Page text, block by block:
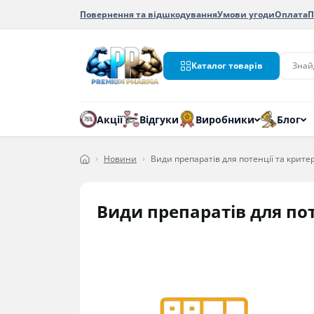
Повернення та відшкодуванняУмови угодиОплата
Каталог товарів
Акції Відгуки Виробники Блог
Новини Види препаратів для потенції та
Види препаратів для